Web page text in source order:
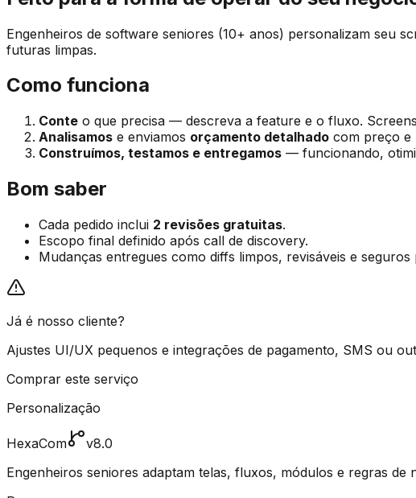
Engenheiros de software seniores (10+ anos) personalizam seu
futuras limpas.
Como funciona
Conte o que precisa — descreva a feature e o fluxo.
Analisamos e enviamos orçamento detalhado com preço e
Construímos, testamos e entregamos — funcionando,
Bom saber
Cada pedido inclui 2 revisões gratuitas.
Escopo final definido após call de discovery.
Mudanças entregues como diffs limpos, revisáveis e seguros
Já é nosso cliente?
Ajustes UI/UX pequenos e integrações de pagamento, SMS ou
Comprar este serviço
Personalização
HexaCom
v8.0
Engenheiros seniores adaptam telas, fluxos, módulos e regras